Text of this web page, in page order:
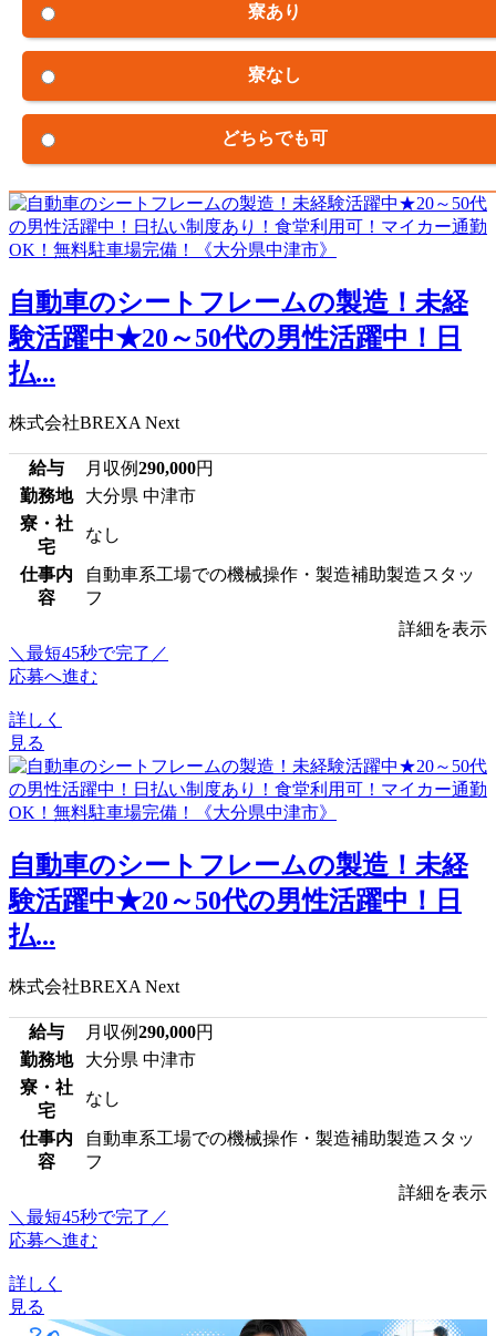
寮あり
寮なし
どちらでも可
自動車のシートフレームの製造！未経
験活躍中★20～50代の男性活躍中！日
払...
株式会社BREXA Next
給与 月収例290,000円
勤務地
大分県 中津市
寮・社
宅
なし
仕事内
容
自動車系工場での機械操作・製造補助製造スタッ
フ
詳細を表示
＼最短45秒で完了／
応募へ進む
詳しく
見る
自動車のシートフレームの製造！未経
験活躍中★20～50代の男性活躍中！日
払...
株式会社BREXA Next
給与 月収例290,000円
勤務地
大分県 中津市
寮・社
宅
なし
仕事内
容
自動車系工場での機械操作・製造補助製造スタッ
フ
詳細を表示
＼最短45秒で完了／
応募へ進む
詳しく
見る